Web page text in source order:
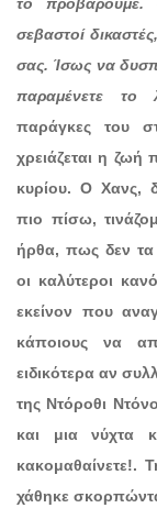
το προβάρουμε.
σεβαστοί
σας. Ίσως να
παραμένετε το
παράγκες του
χρειάζεται η ζωή
κυρίου. Ο Χανς,
πιο πίσω,
ήρθα, πως δεν τα
οι καλύτεροι
εκείνον που
κάποιους να
ειδικότερα αν
της Ντόροθι
και μια νύχτα
κακομαθαίνετε!.
χάθηκε